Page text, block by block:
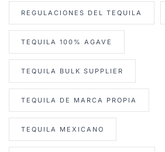
REGULACIONES DEL TEQUILA
TEQUILA 100% AGAVE
TEQUILA BULK SUPPLIER
TEQUILA DE MARCA PROPIA
TEQUILA MEXICANO